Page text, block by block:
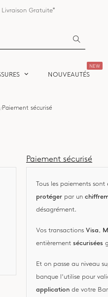
Livraison Gratuite*
NOUVEAUTÉS
NEW
Paiement sécurisé
Paiement sécurisé
Tous les paiements sont
protéger par un
désagrément.
Vos transactions Visa,
entièrement sécurisées
Et on passe au niveau
banque l'utilise pour
application de votre